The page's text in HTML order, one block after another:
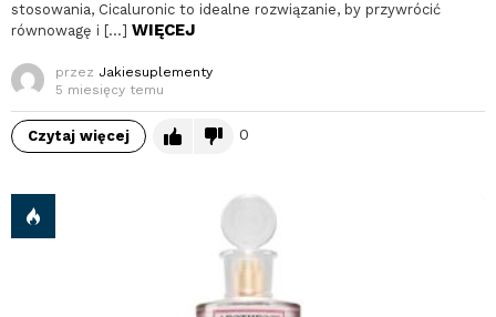
stosowania, Cicaluronic to idealne rozwiązanie, by przywrócić
równowagę i […] WIĘCEJ
przez Jakiesuplementy
5 miesięcy temu
Czytaj więcej 0